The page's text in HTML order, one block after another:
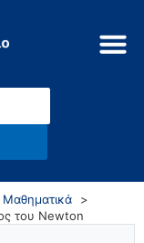
Μαθηματικά
του Newton